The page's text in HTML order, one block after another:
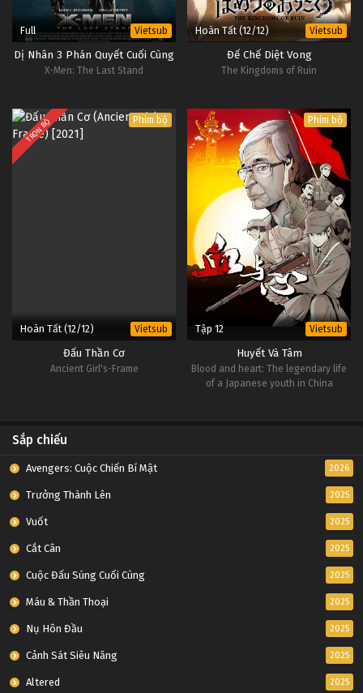
Full Vietsub
Dị Nhân 3 Phán Quyết Cuối Cùng
X-Men: The Last Stand
Hoàn Tất (12/12) Vietsub
Đế Chế Diệt Vong
The Kingdoms of Ruin
TRỌN BỘ Phim bộ
Hoàn Tất (12/12) Vietsub
Đấu Thần Cơ
Ancient Girl's-Frame
Phim bộ
Tập 12 Vietsub
Huyết Và Tâm
Blood and heart: The legendary life
of a Japanese youth in China
Sắp chiếu
Avengers: Cuộc Chiến Bí Mật 2026
Trưởng Thành Lên 2025
Vuốt 2025
Cắt Cân 2025
Cuộc Đấu Súng Cuối Cùng 2025
Máu & Thần Thoại 2025
Nụ Hôn Đầu 2025
Cảnh Sát Siêu Năng 2025
Altered 2025